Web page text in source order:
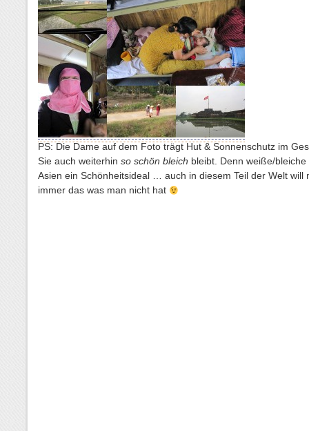
PS: Die Dame auf dem Foto trägt Hut & Sonnenschutz im
Sie auch weiterhin so schön bleich bleibt. Denn weiße/bleiche
Asien ein Schönheitsideal … auch in diesem Teil der Welt will
immer das was man nicht hat